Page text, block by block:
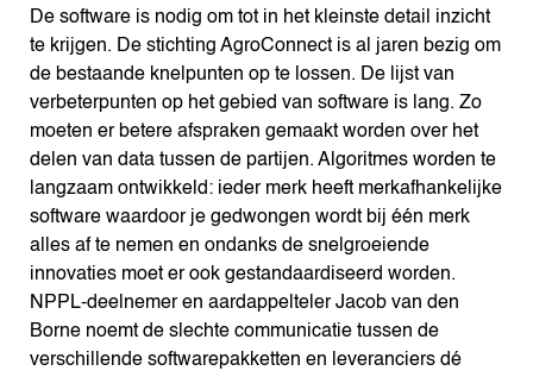
De software is nodig om tot in het kleinste detail inzicht
te krijgen. De stichting AgroConnect is al jaren bezig om
de bestaande knelpunten op te lossen. De lijst van
verbeterpunten op het gebied van software is lang. Zo
moeten er betere afspraken gemaakt worden over het
delen van data tussen de partijen. Algoritmes worden te
langzaam ontwikkeld: ieder merk heeft merkafhankelijke
software waardoor je gedwongen wordt bij één merk
alles af te nemen en ondanks de snelgroeiende
innovaties moet er ook gestandaardiseerd worden.
NPPL-deelnemer en aardappelteler Jacob van den
Borne noemt de slechte communicatie tussen de
verschillende softwarepakketten en leveranciers dé